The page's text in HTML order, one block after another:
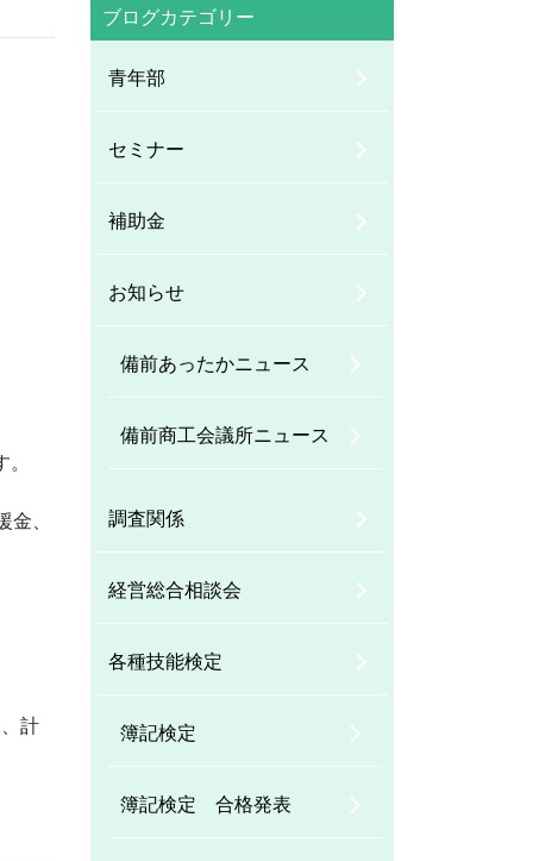
、
計
ブログカテゴリー
青年部
セミナー
補助金
お知らせ
備前あったかニュース
備前商工会議所ニュース
調査関係
経営総合相談会
各種技能検定
簿記検定
簿記検定 合格発表